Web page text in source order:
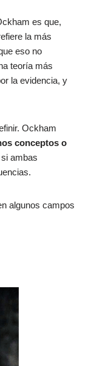
es que,
la más
eso no
teoría más
la evidencia, y
Ockham
conceptos o
si ambas
algunos campos